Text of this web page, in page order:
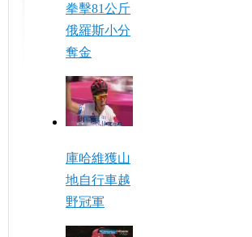
拳擊81公斤
俄羅斯小分
奪金
庫哈維獲山
地自行車越
野冠軍